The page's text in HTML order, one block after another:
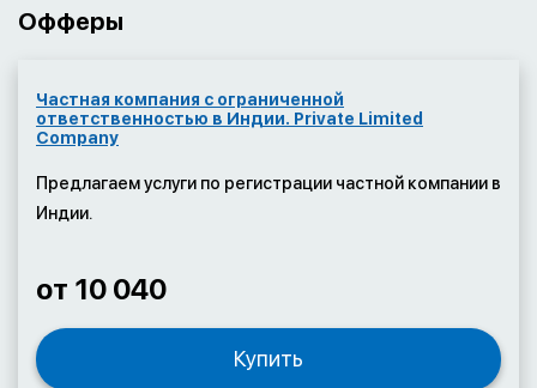
Офферы
Частная компания с ограниченной
ответственностью в Индии. Private Limited
Company
Предлагаем услуги по регистрации частной компании в
Индии.
от 10 040
Купить